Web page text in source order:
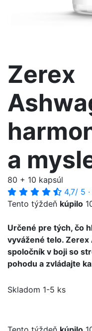
Zerex
a
80 + 10 kapsúl
4,7/ 5 ·
Tento týždeň kúpilo
Určené pre tých, čo
vyvážené telo.
spoločník v boji so
pohodu a zvládajte
Skladom 1-5 ks